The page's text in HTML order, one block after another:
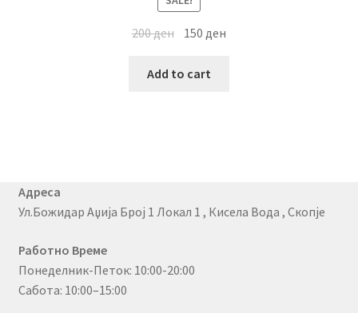
200ден 150 ден
Add to cart
Адреса
Ул.Божидар Аџија Број 1 Локал 1 , Кисела Вода , Скопје
Работно Време
Понеделник-Петок: 10:00-20:00
Сабота: 10:00–15:00